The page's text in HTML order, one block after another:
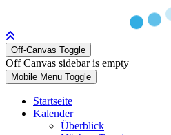
Off-Canvas Toggle
Off Canvas sidebar is empty
Mobile Menu Toggle
Startseite
Kalender
Überblick